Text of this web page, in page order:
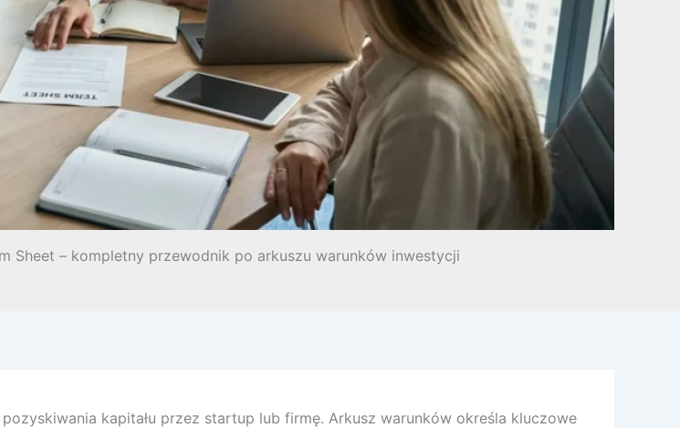
Sheet – kompletny przewodnik po arkuszu warunków inwestycji
kapitału przez startup lub firmę. Arkusz warunków określa kluczowe